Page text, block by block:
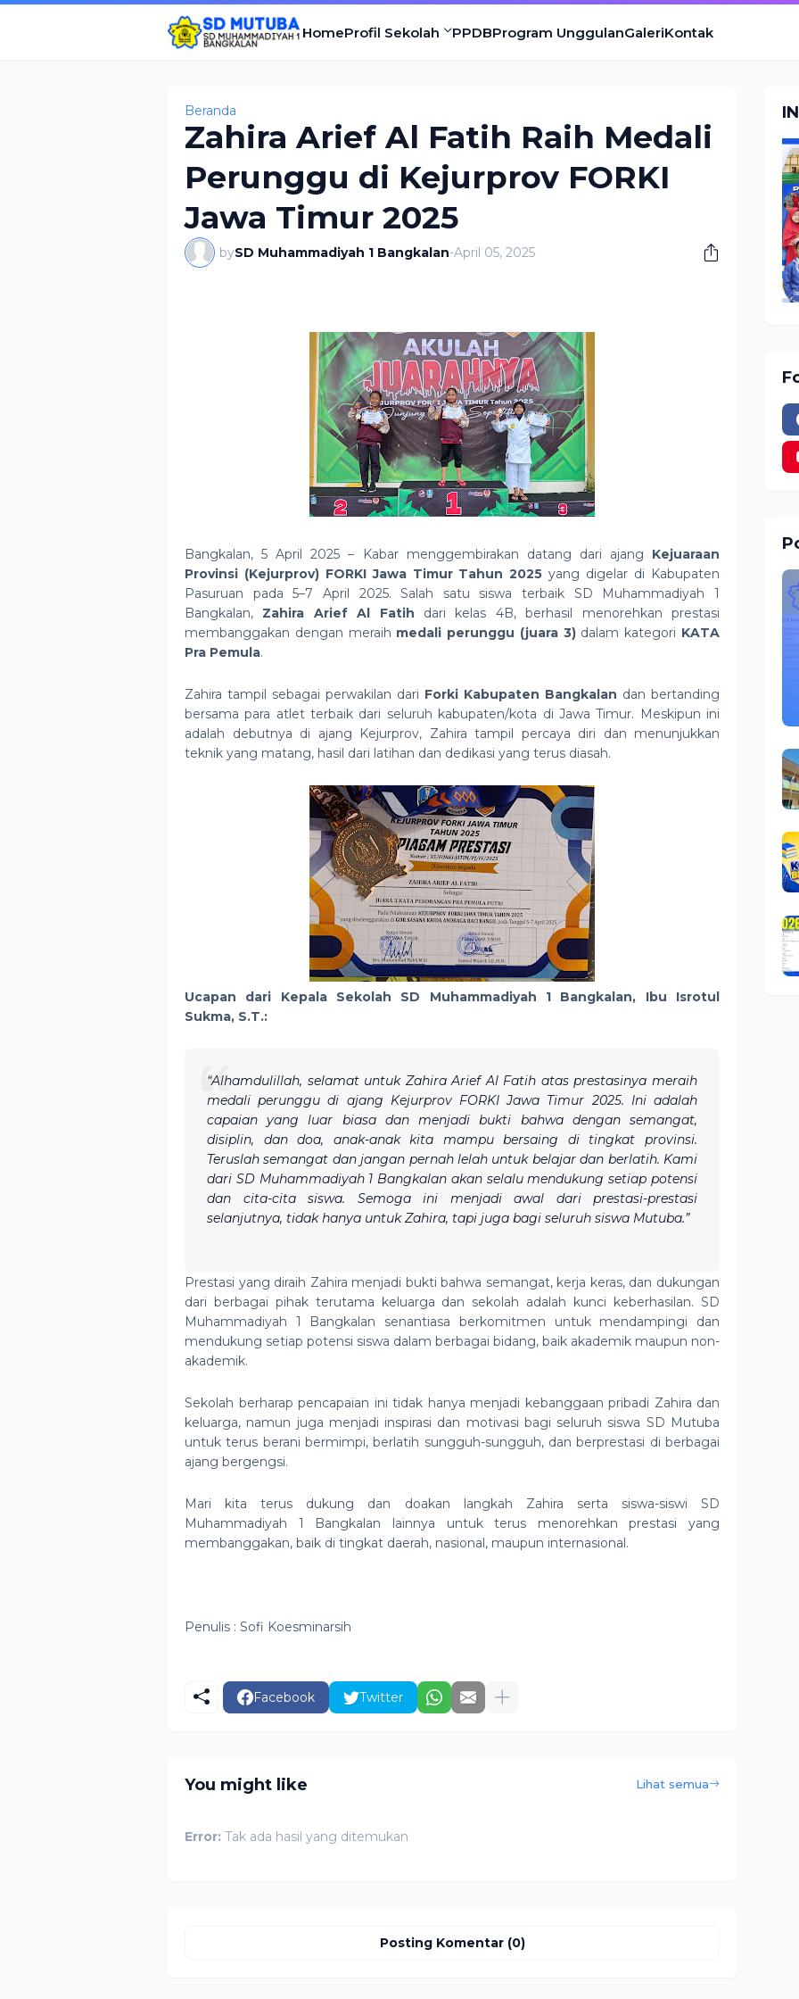
HomeProfil Sekolah PPDBProgram UnggulanGaleriKontak
Beranda
Zahira Arief Al Fatih Raih Medali
Perunggu di Kejurprov FORKI
Jawa Timur 2025
bySD Muhammadiyah 1 Bangkalan-April 05, 2025
Bangkalan, 5 April 2025 – Kabar menggembirakan datang dari ajang Kejuaraan
Provinsi (Kejurprov) FORKI Jawa Timur Tahun 2025 yang digelar di Kabupaten
Pasuruan pada 5–7 April 2025. Salah satu siswa terbaik SD Muhammadiyah 1
Bangkalan, Zahira Arief Al Fatih dari kelas 4B, berhasil menorehkan prestasi
membanggakan dengan meraih medali perunggu (juara 3)dalam kategori KATA
Pra Pemula.
Zahira tampil sebagai perwakilan dari Forki Kabupaten Bangkalan dan bertanding
bersama para atlet terbaik dari seluruh kabupaten/kota di Jawa Timur. Meskipun ini
adalah debutnya di ajang Kejurprov, Zahira tampil percaya diri dan menunjukkan
teknik yang matang, hasil dari latihan dan dedikasi yang terus diasah.
Ucapan dari Kepala Sekolah SD Muhammadiyah 1 Bangkalan, Ibu Isrotul
Sukma, S.T.:
“Alhamdulillah, selamat untuk Zahira Arief Al Fatih atas prestasinya meraih
medali perunggu di ajang Kejurprov FORKI Jawa Timur 2025. Ini adalah
capaian yang luar biasa dan menjadi bukti bahwa dengan semangat,
disiplin, dan doa, anak-anak kita mampu bersaing di tingkat provinsi.
Teruslah semangat dan jangan pernah lelah untuk belajar dan berlatih. Kami
dari SD Muhammadiyah 1 Bangkalan akan selalu mendukung setiap potensi
dan cita-cita siswa. Semoga ini menjadi awal dari prestasi-prestasi
selanjutnya, tidak hanya untuk Zahira, tapi juga bagi seluruh siswa Mutuba.”
Prestasi yang diraih Zahira menjadi bukti bahwa semangat, kerja keras, dan dukungan
dari berbagai pihak terutama keluarga dan sekolah adalah kunci keberhasilan. SD
Muhammadiyah 1 Bangkalan senantiasa berkomitmen untuk mendampingi dan
mendukung setiap potensi siswa dalam berbagai bidang, baik akademik maupun non-
akademik.
Sekolah berharap pencapaian ini tidak hanya menjadi kebanggaan pribadi Zahira dan
keluarga, namun juga menjadi inspirasi dan motivasi bagi seluruh siswa SD Mutuba
untuk terus berani bermimpi, berlatih sungguh-sungguh, dan berprestasi di berbagai
ajang bergengsi.
Mari kita terus dukung dan doakan langkah Zahira serta siswa-siswi SD
Muhammadiyah 1 Bangkalan lainnya untuk terus menorehkan prestasi yang
membanggakan, baik di tingkat daerah, nasional, maupun internasional.
Penulis : Sofi Koesminarsih
Facebook Twitter
You might like Lihat semua
Error: Tak ada hasil yang ditemukan
Posting Komentar (0)